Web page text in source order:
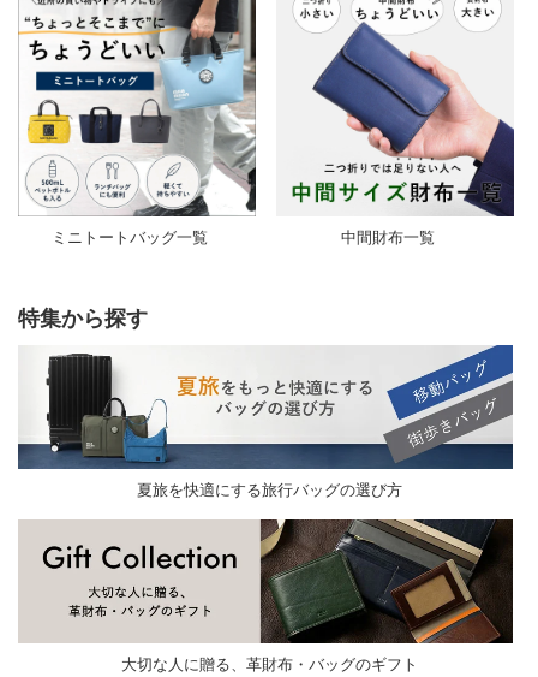
ミニトートバッグ一覧 中間財布一覧
特集から探す
夏旅を快適にする旅行バッグの選び方
大切な人に贈る、革財布・バッグのギフト